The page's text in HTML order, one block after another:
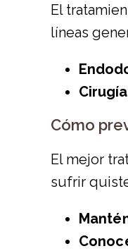
El
líneas
Cómo
El mejor
sufrir